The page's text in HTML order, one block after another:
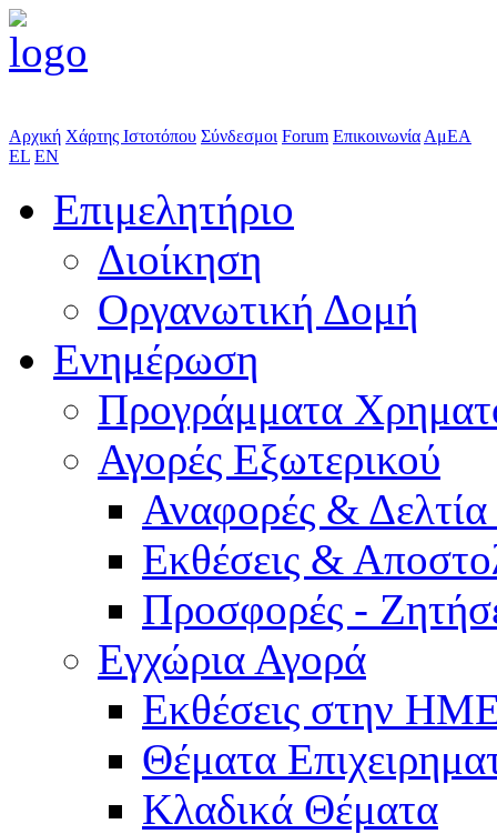
Αρχική Χάρτης Ιστοτόπου Σύνδεσμοι Forum Επικοινωνία ΑμΕΑ
EL EN
Επιμελητήριο
Διοίκηση
Οργανωτική Δομή
Ενημέρωση
Προγράμματα
Αγορές Εξωτερικού
Αναφορές &
Εκθέσεις &
Προσφορές -
Εγχώρια Αγορά
Εκθέσεις στην
Θέματα
Κλαδικά Θέματα